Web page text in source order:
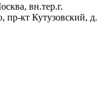
вн.тер.г.
пр-кт Кутузовский, д.